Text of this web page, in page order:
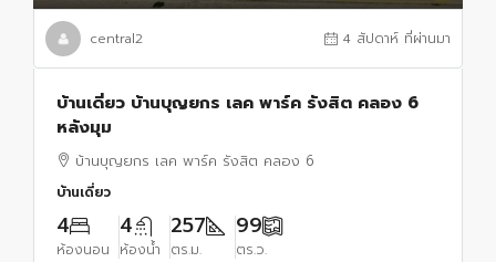
central2 4 สัปดาห์ ที่ผ่านมา
บ้านเดี่ยว บ้านบุญยกร เลค พาร์ค รังสิต คลอง 6
หลังมุม
บ้านบุญยกร เลค พาร์ค รังสิต คลอง 6
บ้านเดี่ยว
4
ห้องนอน
4
ห้องน้ำ
257
ตร.ม.
99
ตร.ว.